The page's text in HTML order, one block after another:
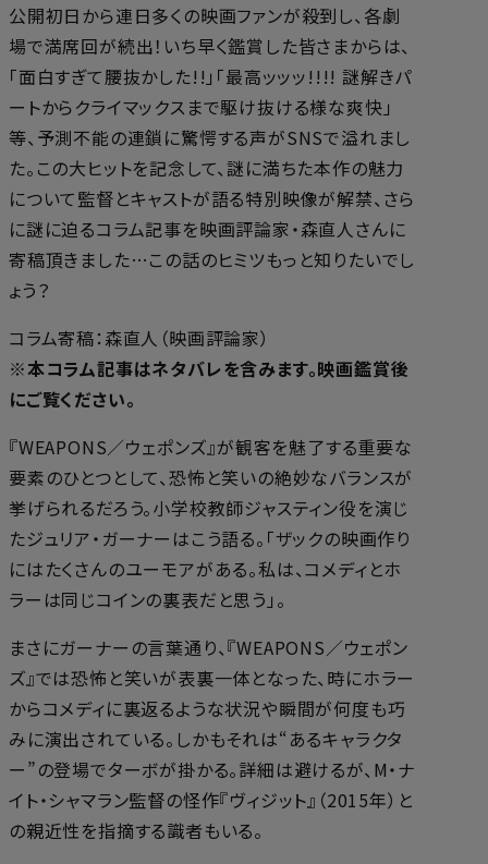
公開初日から連日多くの映画ファンが殺到し、各劇
場で満席回が続出！いち早く鑑賞した皆さまからは、
「面白すぎて腰抜かした!!」「最高ッッッ!!!! 謎解きパ
ートからクライマックスまで駆け抜ける様な爽快」
等、予測不能の連鎖に驚愕する声がSNSで溢れまし
た。この大ヒットを記念して、謎に満ちた本作の魅力
について監督とキャストが語る特別映像が解禁、さら
に謎に迫るコラム記事を映画評論家・森直人さんに
寄稿頂きました…この話のヒミツもっと知りたいでし
ょう？
コラム寄稿：森直人（映画評論家）
※本コラム記事はネタバレを含みます。映画鑑賞後
にご覧ください。
『WEAPONS／ウェポンズ』が観客を魅了する重要な
要素のひとつとして、恐怖と笑いの絶妙なバランスが
挙げられるだろう。小学校教師ジャスティン役を演じ
たジュリア・ガーナーはこう語る。「ザックの映画作り
にはたくさんのユーモアがある。私は、コメディとホ
ラーは同じコインの裏表だと思う」。
まさにガーナーの言葉通り、『WEAPONS／ウェポン
ズ』では恐怖と笑いが表裏一体となった、時にホラー
からコメディに裏返るような状況や瞬間が何度も巧
みに演出されている。しかもそれは“あるキャラクタ
ー”の登場でターボが掛かる。詳細は避けるが、M・ナ
イト・シャマラン監督の怪作『ヴィジット』（2015年）と
の親近性を指摘する識者もいる。